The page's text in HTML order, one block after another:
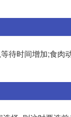
待时间增加;食肉